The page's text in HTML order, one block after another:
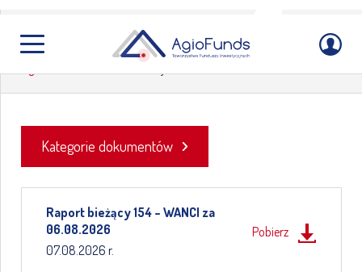
Dokumenty
Kategorie dokumentów
Raport bieżący 154 – WANCI za
06.08.2026
07.08.2026 r.
Pobierz